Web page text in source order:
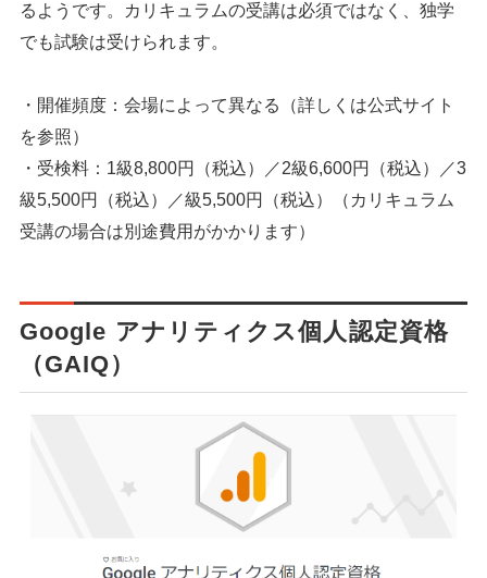
るようです。カリキュラムの受講は必須ではなく、独学
でも試験は受けられます。
・開催頻度：会場によって異なる（詳しくは公式サイト
を参照）
・受検料：1級8,800円（税込）／2級6,600円（税込）／3
級5,500円（税込）／級5,500円（税込）（カリキュラム
受講の場合は別途費用がかかります）
Google アナリティクス個人認定資格
（GAIQ）